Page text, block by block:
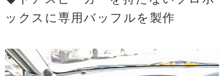
ックスに専用バッフルを製作